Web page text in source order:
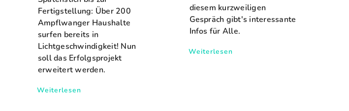
Fertigstellung: Über 200
Ampflwanger Haushalte
surfen bereits in
Lichtgeschwindigkeit! Nun
soll das Erfolgsprojekt
erweitert werden.
Weiterlesen
diesem kurzweiligen
Gespräch gibt's interessante
Infos für Alle.
Weiterlesen